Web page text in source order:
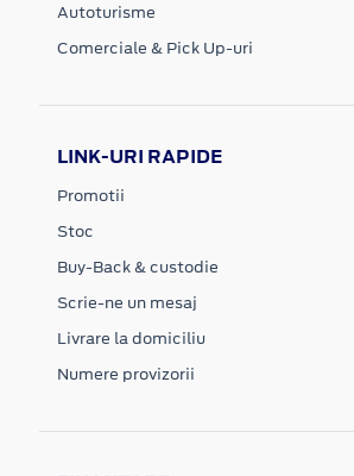
Autoturisme
Comerciale & Pick Up-uri
LINK-URI RAPIDE
Promotii
Stoc
Buy-Back & custodie
Scrie-ne un mesaj
Livrare la domiciliu
Numere provizorii